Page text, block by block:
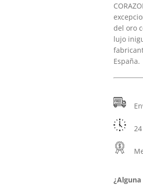
ANCHO
13
MM
cantidad
del oro
lujo
España.
24